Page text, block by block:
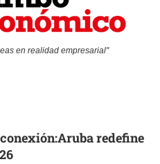
en realidad empresarial"
redefine